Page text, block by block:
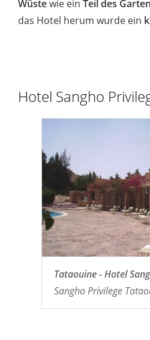
Wüstewie ein Teil des
das Hotel herum wurde ein
Hotel Sangho
Tataouine - Hotel
Sangho Privilege